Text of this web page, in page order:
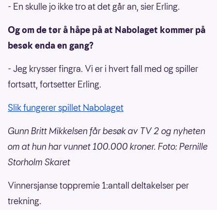
- En skulle jo ikke tro at det går an, sier Erling.
Og om de tør å håpe på at Nabolaget kommer på
besøk enda en gang?
- Jeg krysser fingra. Vi er i hvert fall med og spiller
fortsatt, fortsetter Erling.
Slik fungerer spillet Nabolaget
Gunn Britt Mikkelsen får besøk av TV 2 og nyheten
om at hun har vunnet 100.000 kroner. Foto: Pernille
Storholm Skaret
Vinnersjanse toppremie 1:antall deltakelser per
trekning.